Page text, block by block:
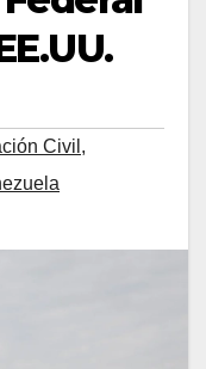
Civil ,